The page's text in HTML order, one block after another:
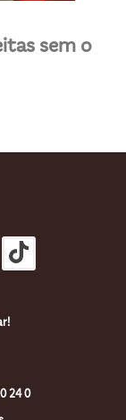
sem o
24 0